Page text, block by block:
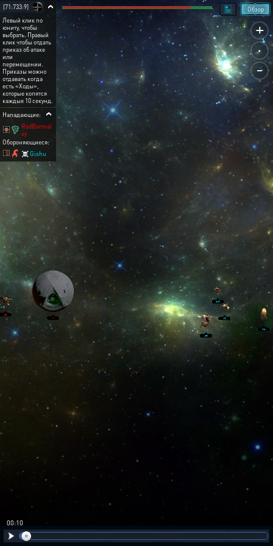
+
.
-
Обзор
[71:733:9]
Левый клик по
юниту, чтобы
выбрать. Правый
клик чтобы отдать
приказ об атаке
или
перемещении.
Приказы можно
отдавать когда
есть «Ходы»,
которые копятся
каждые 10 секунд.
Нападающие:
RedBarmal
ey
Обороняющиеся:
☠ Gishu
00:10